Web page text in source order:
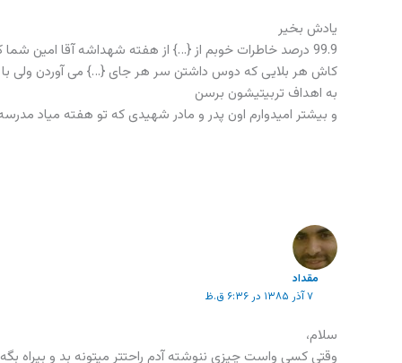
یادش بخیر
99.9 درصد خاطرات خوبم از {…} از هفته شهداشه آقا امین شما که این بندو زدین کاش زحمت همشو میکشیدین
کاش هر بلایی که دوس داشتن سر هر جای {…} می آوردن ولی
به اهداف تربیتیشون برسن
و بیشتر امیدوارم اون پدر و مادر شهیدی که تو هفته میاد
مقداد
۷ آذر ۱۳۸۵ در ۶:۳۶ ق.ظ
سلام،
وقتی کسی واست چیزی ننوشته آدم راحتتر میتونه بد و بیراه